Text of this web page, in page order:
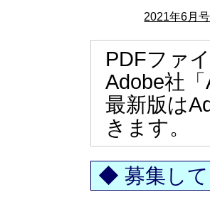
2021年6月号
PDFファ
Adobe社
最新版は
きます。
◆ 募集し